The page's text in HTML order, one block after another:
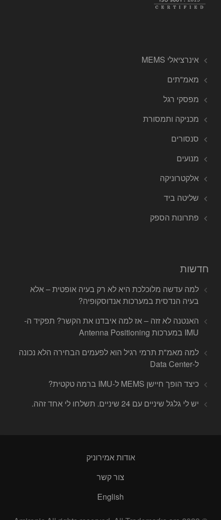
אינרציאלי MEMS
מאמ"תים
מפסקי רגל
מכניקה ותמסורת
סנסורים
מנועים
אלקטרוניקה
שליטה ביד
פתרונות הספק
חדשות
למה עדשה מלוכלכת היא לא רק בעיה אופטית – אלא
בעיה הנדסית במערכות אנדוסקופיה?
האנטנה לא זזה – אז למה איבדנו את הקשר? תפקיד ה-
IMU במערכות Antenna Positioning
למה מאמ"ת תרמי רגיל הוא לפעמים הבחירה הלא נכונה
ל-Data Center
כיצד הופך חיישן MEMS ל-IMU ברמה טקטית?
יש לי גלגל שיניים עם 24 שיניים. תשלחו לי אחד זהה.
אודות אמירוניק
צור קשר
English